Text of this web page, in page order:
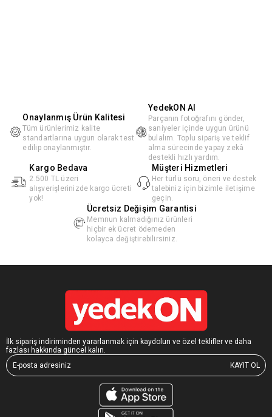
Onaylanmış Ürün Kalitesi
Tüm ürünlerimiz kalite
standartlarına uygun olarak test
edilip onaylanmıştır.
YedekON AI
Parçanın fotoğrafını gönder,
saniyeler içinde uygun ürünü
bulalım. Toplu sipariş ve teklif
alma sürecinde yapay zekâ
destekli hızlı yardım.
Kargo Bedava
2.500 TL üzeri
alışverişlerinizde kargo ücreti
yok!
Müşteri Hizmetleri
Her türlü soru, öneri ve destek
talebiniz için bizimle iletişime
geçin.
Ücretsiz Değişim Garantisi
Memnun kalmadığınız ürünleri
hiçbir ek ücret ödemeden
kolayca değiştirebilirsiniz.
İlk sipariş indiriminden yararlanmak için kaydolun ve özel teklifler ve daha
fazlası hakkında güncel kalın.
KAYIT OL